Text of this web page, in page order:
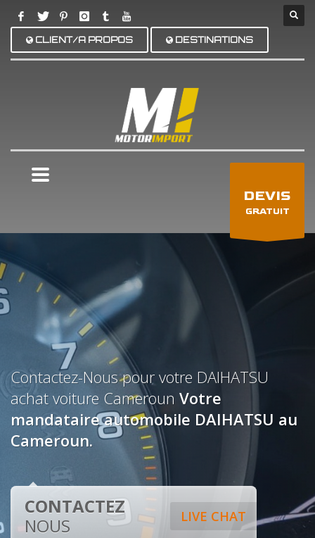
CLIENT/A PROPOS DESTINATIONS
DEVIS
GRATUIT
Contactez-Nous pour votre DAIHATSU
achat voiture Cameroun Votre
mandataire automobile DAIHATSU au
Cameroun.
LIVE CHAT
CONTACTEZ
NOUS